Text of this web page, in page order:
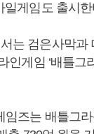
일게임도 출시한
는 검은사막과
인게임 ‘배틀그
임즈는 배틀그